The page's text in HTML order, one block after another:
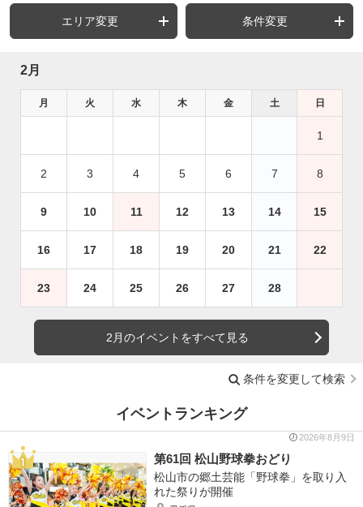
エリア変更 条件変更
2月
月 火 水 木 金 土 日
1
2 3 4 5 6 7 8
9 10 11 12 13 14 15
16 17 18 19 20 21 22
23 24 25 26 27 28
2月のイベントをすべて見る
条件を変更して検索
イベントランキング
2026年8月9日
第61回 松山野球拳おどり
松山市の郷土芸能「野球拳」を取り入
れた祭りが開催